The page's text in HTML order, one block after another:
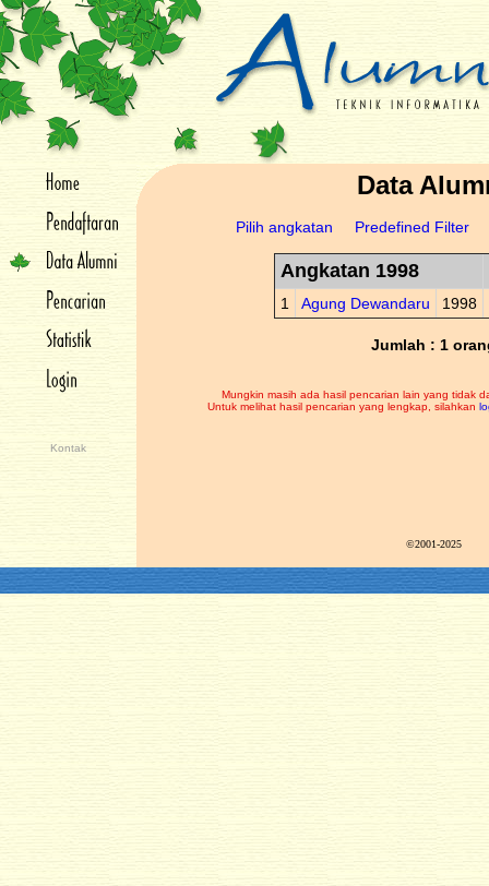
Kontak
Data
Pilih angkatan Predefined Filter
Angkatan 1998
1 Agung Dewandaru 1998
Jumlah : 1
Mungkin masih ada hasil pencarian lain yang tidak
Untuk melihat hasil pencarian yang lengkap, silahkan
©2001-2025